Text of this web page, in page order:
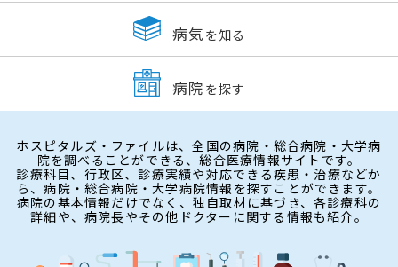
病気 を知る
病院 を探す
ホスピタルズ・ファイルは、全国の病院・総合病院・大学病
院を調べることができる、総合医療情報サイトです。
診療科目、行政区、診療実績や対応できる疾患・治療などか
ら、病院・総合病院・大学病院情報を探すことができます。
病院の基本情報だけでなく、独自取材に基づき、各診療科の
詳細や、病院長やその他ドクターに関する情報も紹介。